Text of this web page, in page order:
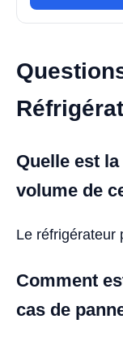
Quelle est
volume de
Le réfrigérateur
Comment
cas de